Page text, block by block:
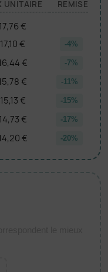
UNITAIRE REMISE
17,76 €
17,10 € -4%
€ -7%
€ -11%
15,13 € -15%
14,73 € -17%
€ -20%